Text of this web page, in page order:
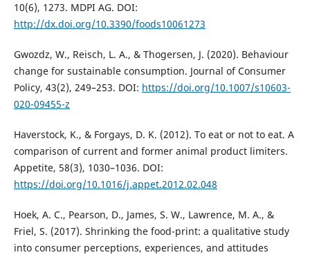
10(6), 1273. MDPI AG. DOI:
http://dx.doi.org/10.3390/foods10061273
Gwozdz, W., Reisch, L. A., & Thogersen, J. (2020). Behaviour
change for sustainable consumption. Journal of Consumer
Policy, 43(2), 249–253. DOI: https://doi.org/10.1007/s10603-
020-09455-z
Haverstock, K., & Forgays, D. K. (2012). To eat or not to eat. A
comparison of current and former animal product limiters.
Appetite, 58(3), 1030–1036. DOI:
https://doi.org/10.1016/j.appet.2012.02.048
Hoek, A. C., Pearson, D., James, S. W., Lawrence, M. A., &
Friel, S. (2017). Shrinking the food-print: a qualitative study
into consumer perceptions, experiences, and attitudes